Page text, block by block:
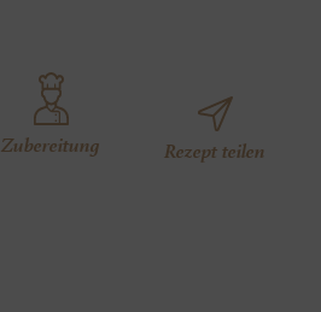
Zubereitung Rezept teilen